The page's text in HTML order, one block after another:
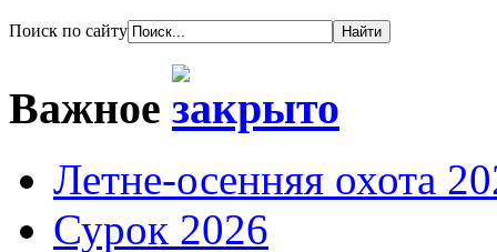
Поиск по сайту
Важное
Летне-осенняя охота
Сурок 2026